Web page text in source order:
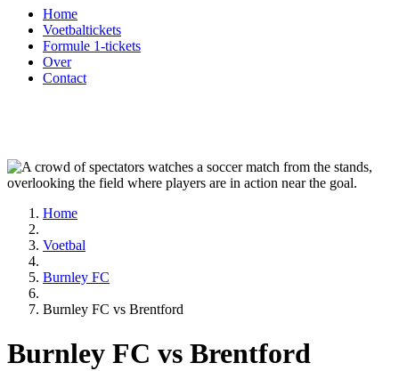
Home
Voetbaltickets
Formule 1-tickets
Over
Contact
Home
Voetbal
Burnley FC
Burnley FC vs Brentford
Burnley FC vs Brentford